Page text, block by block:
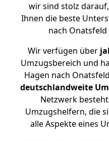
wir sind stolz
Ihnen die beste
nach
Wir verfügen über
Umzugsbereich und
Hagen nach
deutschlandweite
Netzwerk
Umzugshelfern, die
alle Aspekte eines